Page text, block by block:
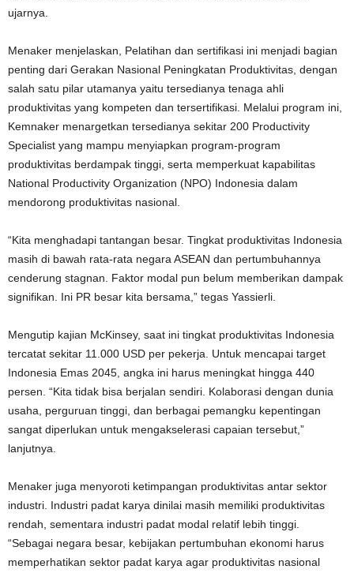
ujarnya.
Menaker menjelaskan, Pelatihan dan sertifikasi ini menjadi bagian
penting dari Gerakan Nasional Peningkatan Produktivitas, dengan
salah satu pilar utamanya yaitu tersedianya tenaga ahli
produktivitas yang kompeten dan tersertifikasi. Melalui program ini,
Kemnaker menargetkan tersedianya sekitar 200 Productivity
Specialist yang mampu menyiapkan program-program
produktivitas berdampak tinggi, serta memperkuat kapabilitas
National Productivity Organization (NPO) Indonesia dalam
mendorong produktivitas nasional.
“Kita menghadapi tantangan besar. Tingkat produktivitas Indonesia
masih di bawah rata-rata negara ASEAN dan pertumbuhannya
cenderung stagnan. Faktor modal pun belum memberikan dampak
signifikan. Ini PR besar kita bersama,” tegas Yassierli.
Mengutip kajian McKinsey, saat ini tingkat produktivitas Indonesia
tercatat sekitar 11.000 USD per pekerja. Untuk mencapai target
Indonesia Emas 2045, angka ini harus meningkat hingga 440
persen. “Kita tidak bisa berjalan sendiri. Kolaborasi dengan dunia
usaha, perguruan tinggi, dan berbagai pemangku kepentingan
sangat diperlukan untuk mengakselerasi capaian tersebut,”
lanjutnya.
Menaker juga menyoroti ketimpangan produktivitas antar sektor
industri. Industri padat karya dinilai masih memiliki produktivitas
rendah, sementara industri padat modal relatif lebih tinggi.
“Sebagai negara besar, kebijakan pertumbuhan ekonomi harus
memperhatikan sektor padat karya agar produktivitas nasional